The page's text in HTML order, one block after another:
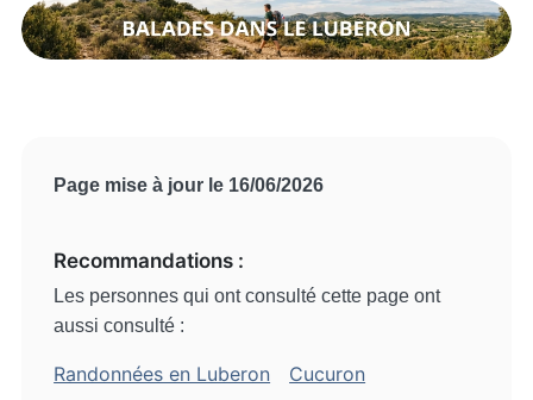
Page mise à jour le 16/06/2026
Recommandations :
Les personnes qui ont consulté cette page ont
aussi consulté :
Randonnées en Luberon
Cucuron